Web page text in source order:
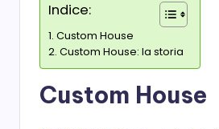
Indice:
Custom House
Custom House: la storia
Custom House